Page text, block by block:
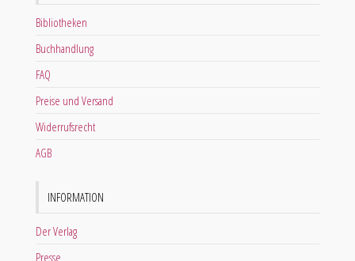
Bibliotheken
Buchhandlung
FAQ
Preise und Versand
Widerrufsrecht
AGB
INFORMATION
Der Verlag
Presse